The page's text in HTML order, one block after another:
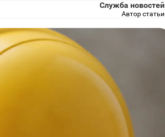
Служба новостей
Автор статьи